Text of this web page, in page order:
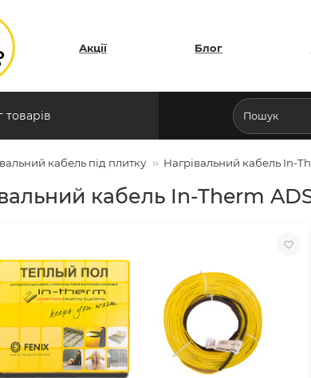
Акції Блог
товарів
кабель під плитку Нагрівальний кабель In-
кабель In-Therm